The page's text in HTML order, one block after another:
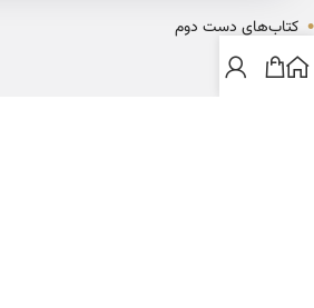
• کتاب‌های دست دوم
• بلاگ